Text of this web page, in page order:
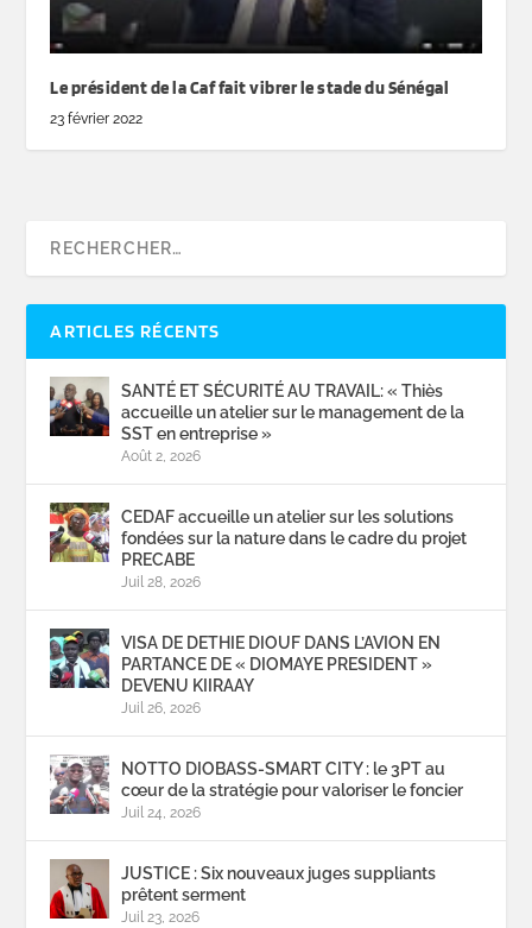
Le président de la Caf fait vibrer le stade du Sénégal
23 février 2022
ARTICLES RÉCENTS
SANTÉ ET SÉCURITÉ AU TRAVAIL: « Thiès
accueille un atelier sur le management de la
SST en entreprise »
Août 2, 2026
CEDAF accueille un atelier sur les solutions
fondées sur la nature dans le cadre du projet
PRECABE
Juil 28, 2026
VISA DE DETHIE DIOUF DANS L’AVION EN
PARTANCE DE « DIOMAYE PRESIDENT »
DEVENU KIIRAAY
Juil 26, 2026
NOTTO DIOBASS-SMART CITY : le 3PT au
cœur de la stratégie pour valoriser le foncier
Juil 24, 2026
JUSTICE : Six nouveaux juges suppliants
prêtent serment
Juil 23, 2026